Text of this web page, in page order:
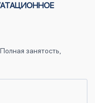
Полная занятость,